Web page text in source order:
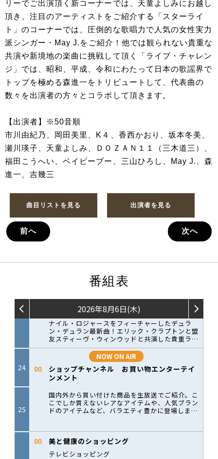
リーでご出演頂く新コーナーでは、天童よしみにお越し
頂き、注目のアーティストをご紹介する「スターライ
ト」のコーナーでは、圧倒的な歌唱力で人気の女性実力
派シンガー・May J.をご紹介！他では観られない貴重な
共演や新境地の楽曲に挑戦して頂く「ライブ・チャレン
ジ」では、昭和、平成、令和にわたって日本の歌謡界で
トップを極める森進一をトリビュートして、代表曲の
数々を出演者の方々とコラボして頂きます。
【出演者】※50音順
市川由紀乃、岡田美里、K４、香西かおり、坂本冬美、
瀬川瑛子、天童よしみ、ＤＯＺＡＮ１１（三木道三）、
福田こうへい、ベイビーブー、三山ひろし、May J.、森
進一、吉幾三
曲目リストを見る 出演者を見る
前へ 次へ
番組表